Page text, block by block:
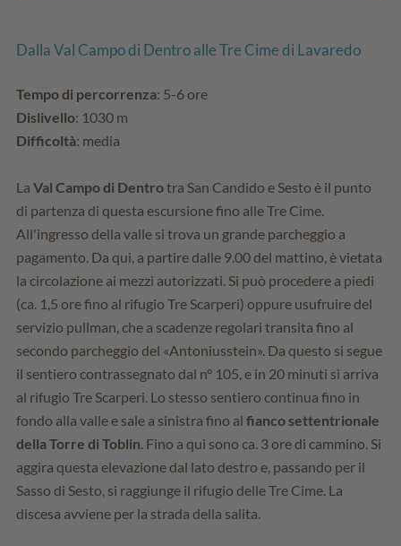
Dalla Val Campo di Dentro alle Tre Cime di Lavaredo
Tempo di percorrenza: 5-6 ore
Dislivello: 1030 m
Difficoltà: media
La Val Campo di Dentrotra San Candido e Sesto è il punto
di partenza di questa escursione fino alle Tre Cime.
All'ingresso della valle si trova un grande parcheggio a
pagamento. Da qui, a partire dalle 9.00 del mattino, è vietata
la circolazione ai mezzi autorizzati. Si può procedere a piedi
(ca. 1,5 ore fino al rifugio Tre Scarperi) oppure usufruire del
servizio pullman, che a scadenze regolari transita fino al
secondo parcheggio del «Antoniusstein». Da questo si segue
il sentiero contrassegnato dal n° 105, e in 20 minuti si arriva
al rifugio Tre Scarperi. Lo stesso sentiero continua fino in
fondo alla valle e sale a sinistra fino al fianco settentrionale
della Torre di Toblin. Fino a qui sono ca. 3 ore di cammino. Si
aggira questa elevazione dal lato destro e, passando per il
Sasso di Sesto, si raggiunge il rifugio delle Tre Cime. La
discesa avviene per la strada della salita.